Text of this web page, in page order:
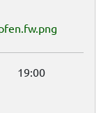
19:00